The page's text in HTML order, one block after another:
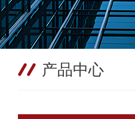
产品中心